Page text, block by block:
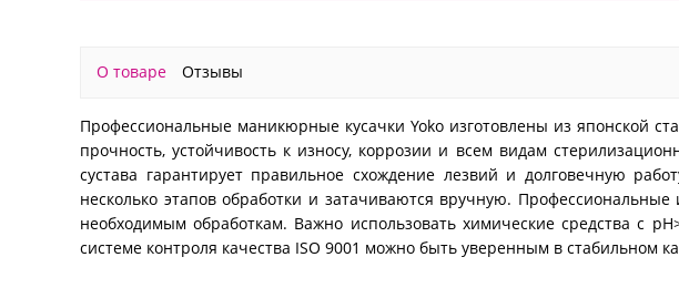
О товаре Отзывы
Профессиональные маникюрные кусачки Yoko изготовлены из японской
прочность, устойчивость к износу, коррозии и всем видам
сустава гарантирует правильное схождение лезвий и долговечную
несколько этапов обработки и затачиваются вручную. Профессиональные
необходимым обработкам. Важно использовать химические средства с
системе контроля качества ISO 9001 можно быть уверенным в стабильном